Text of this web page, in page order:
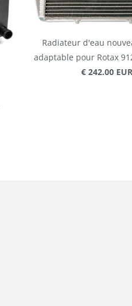
Radiateur d'eau
adaptable pour Rotax
€ 242.00 EUR